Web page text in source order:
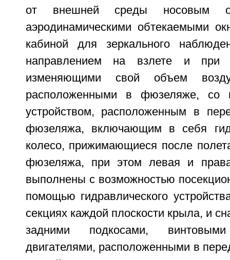
от внешней среды носовым
аэродинамическими обтекаемыми
кабиной для зеркального
направлением на взлете и при
изменяющими свой объем
расположенными в фюзеляже, со
устройством, расположенным в
фюзеляжа, включающим в себя
колесо, прижимающиеся после
фюзеляжа, при этом левая и
выполнены с возможностью
помощью гидравлического
секциях каждой плоскости крыла, и
задними подкосами,
двигателями, расположенными в